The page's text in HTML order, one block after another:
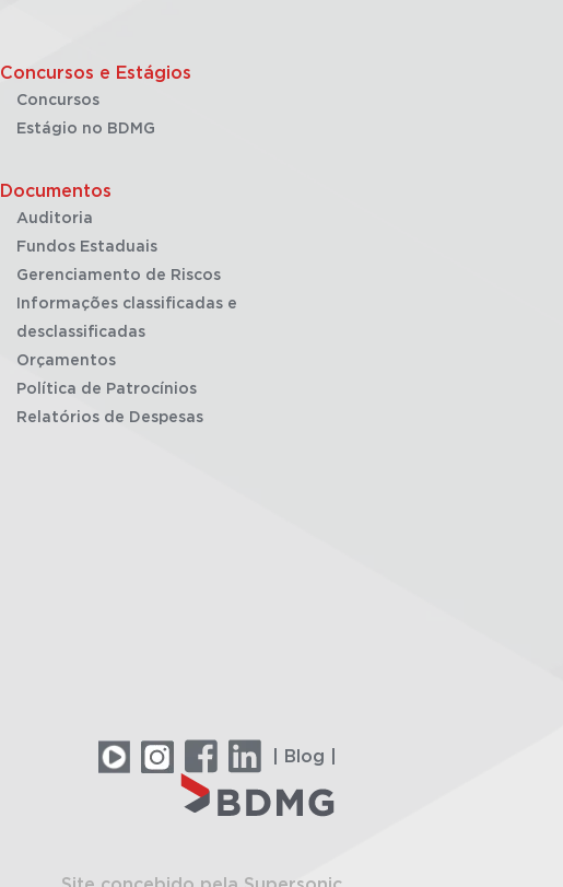
Concursos e Estágios
Concursos
Estágio no BDMG
Documentos
Auditoria
Fundos Estaduais
Gerenciamento de Riscos
Informações classificadas e
desclassificadas
Orçamentos
Política de Patrocínios
Relatórios de Despesas
| Blog |